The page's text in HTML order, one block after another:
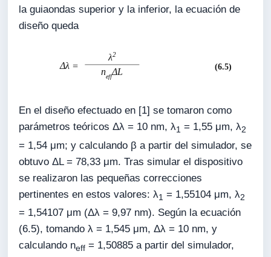
la guiaondas superior y la inferior, la ecuación de
diseño queda
En el diseño efectuado en [1] se tomaron como
parámetros teóricos Δλ = 10 nm, λ1 = 1,55 μm, λ2
= 1,54 μm; y calculando β a partir del simulador, se
obtuvo ΔL = 78,33 μm. Tras simular el dispositivo
se realizaron las pequeñas correcciones
pertinentes en estos valores: λ1 = 1,55104 μm, λ2
= 1,54107 μm (Δλ = 9,97 nm). Según la ecuación
(6.5), tomando λ = 1,545 μm, Δλ = 10 nm, y
calculando neff = 1,50885 a partir del simulador,